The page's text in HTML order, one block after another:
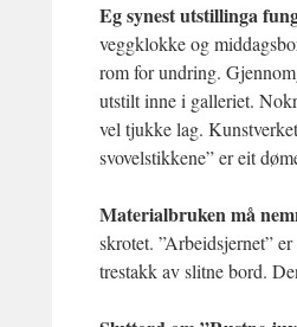
Eg synest utstillinga
veggklokke og
rom for undring.
utstilt inne i galleriet.
vel tjukke lag.
svovelstikkene” er eit
Materialbruken må
skrotet. ”Arbeidsjernet”
trestakk av slitne bord.